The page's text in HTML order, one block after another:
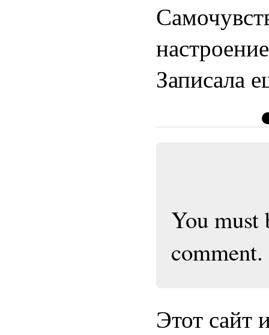
Записала
You must
comment.
Этот сайт